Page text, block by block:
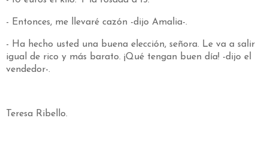
- Entonces, me llevaré cazón -dijo Amalia-.
- Ha hecho usted una buena elección, señora. Le va a salir
igual de rico y más barato. ¡Qué tengan buen día! -dijo el
vendedor-.
Teresa Ribello.